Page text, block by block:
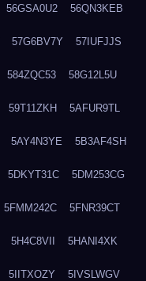
56GSA0U2 56QN3KEB
57G6BV7Y 57IUFJJS
584ZQC53 58G12L5U
59T11ZKH 5AFUR9TL
5AY4N3YE 5B3AF4SH
5DKYT31C 5DM253CG
5FMM242C 5FNR39CT
5H4C8VII 5HANI4XK
5IITXOZY 5IVSLWGV